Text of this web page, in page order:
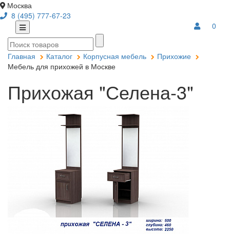
Москва
8 (495) 777-67-23
0
Главная Каталог Корпусная мебель
Прихожие
Мебель для прихожей в Москве
Прихожая "Селена-3"